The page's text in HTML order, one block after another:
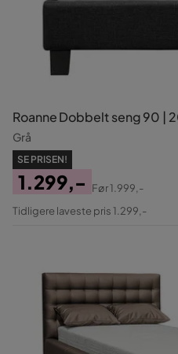
Roanne Dobbelt seng 90 |
Grå
SE PRISEN!
Pris
1.299,-
Original
Før1.999,-
Tidligere laveste pris 1.299,-